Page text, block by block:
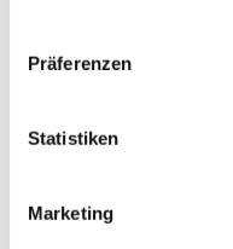
Präferenzen
Statistiken
Marketing